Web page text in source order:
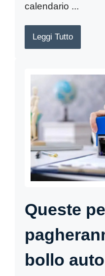
calendario ...
Leggi Tutto
Queste
bollo